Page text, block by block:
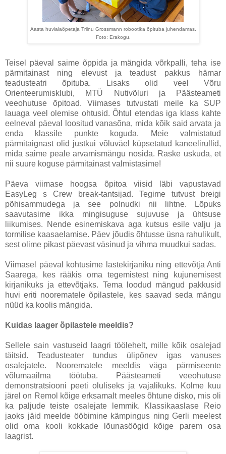
Aasta huvialaõpetaja Triinu Grossmann robootika õpituba juhendamas.
Foto: Erakogu.
Teisel päeval saime õppida ja mängida võrkpalli, teha ise
pärmitainast ning elevust ja teadust pakkus hämar
teadusteatri õpituba. Lisaks olid veel Võru
Orienteerumisklubi, MTÜ Nutivõluri ja Päästeameti
veeohutuse õpitoad. Viimases tutvustati meile ka SUP
lauaga veel olemise ohtusid. Õhtul etendas iga klass kahte
eelneval päeval loositud vanasõna, mida kõik said arvata ja
enda klassile punkte koguda. Meie valmistatud
pärmitaignast olid justkui võluväel küpsetatud kaneelirullid,
mida saime peale arvamismängu nosida. Raske uskuda, et
nii suure koguse pärmitainast valmistasime!
Päeva viimase hoogsa õpitoa viisid läbi vapustavad
EasyLeg s Crew break-tantsijad. Tegime tutvust breigi
põhisammudega ja see polnudki nii lihtne. Lõpuks
saavutasime ikka mingisuguse sujuvuse ja ühtsuse
liikumises. Nende esinemiskava aga kutsus esile valju ja
tormilise kaasaelamise. Päev jõudis õhtusse üsna rahulikult,
sest olime pikast päevast väsinud ja vihma muudkui sadas.
Viimasel päeval kohtusime lastekirjaniku ning ettevõtja Anti
Saarega, kes rääkis oma tegemistest ning kujunemisest
kirjanikuks ja ettevõtjaks. Tema loodud mängud pakkusid
huvi eriti noorematele õpilastele, kes saavad seda mängu
nüüd ka koolis mängida.
Kuidas laager õpilastele meeldis?
Sellele sain vastuseid laagri töölehelt, mille kõik osalejad
täitsid. Teadusteater tundus ülipõnev igas vanuses
osalejatele. Noorematele meeldis väga pärmiseente
võlumaailma töötuba. Päästeameti veeohutuse
demonstratsiooni peeti oluliseks ja vajalikuks. Kolme kuu
järel on Remol kõige erksamalt meeles õhtune disko, mis oli
ka paljude teiste osalejate lemmik. Klassikaaslase Reio
jaoks jäid meelde ööbimine kämpingus ning Gerli meelest
olid oma kooli kokkade lõunasöögid kõige parem osa
laagrist.